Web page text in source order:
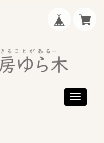
Toggle